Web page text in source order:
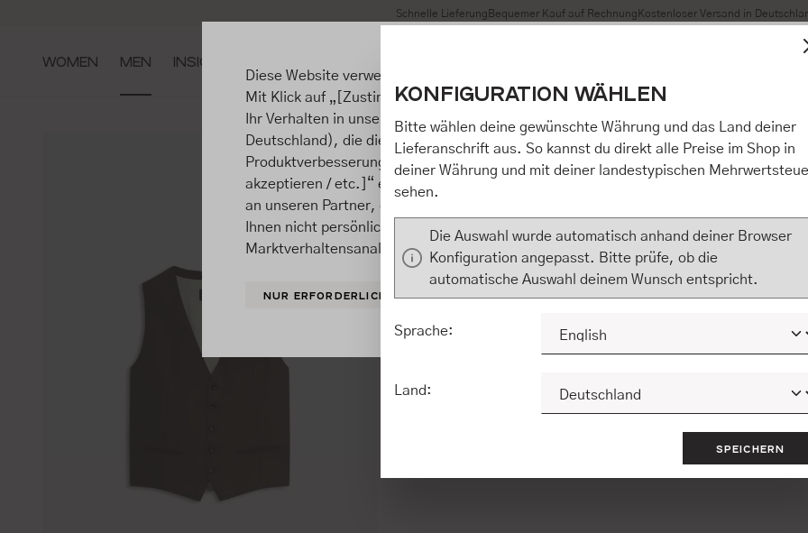
Zur Hauptnavigation springen Schnelle Lieferung Bequemer Kauf auf Rechnung Kostenloser Versand in
WOMEN MEN INSIGHTS
Diese Website verwendet Cookies, um eine bestmögliche Erfahrung bieten zu können.
Mit Klick auf „[Zustimmen / Alles akzeptieren / etc.]“ erteilen Sie Ihre Einwilligung
Ihr Verhalten in unserem Shop an unseren Partner, die shopware AG (Ebbinghoff 10,
Deutschland), die diese Daten Ihnen nicht persönlich zuordnen kann, sie aber zu
Produktverbesserungen, Marktverhaltensanalysen) verarbeiten darf. Mit Klick auf
akzeptieren / etc.]“ erteilen Sie Ihre Einwilligung auch in die Weitergabe über Ihr
an unseren Partner, die shopware AG (Ebbinghoff 10, 48624 Schöppingen,
Ihnen nicht persönlich zuordnen kann, sie aber zu eigenen Zwecken (z.B.
Marktverhaltensanalysen) verarbeiten darf.
NUR ERFORDERLICHE KONFIGURIEREN ALLE COOKIES
KONFIGURATION WÄHLEN
Bitte wählen deine gewünschte Währung und das Land deiner
Lieferanschrift aus. So kannst du direkt alle Preise im Shop in
deiner Währung und mit deiner landestypischen
sehen.
Die Auswahl wurde automatisch anhand deiner Browser
Konfiguration angepasst. Bitte prüfe, ob die
automatische Auswahl deinem Wunsch entspricht.
Sprache:
Land:
SPEICHERN